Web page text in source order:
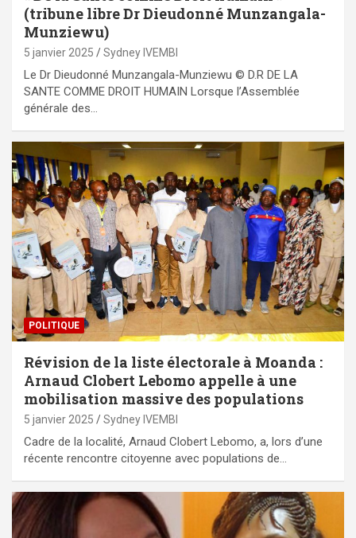
(tribune libre Dr Dieudonné Munzangala-
Munziewu)
5 janvier 2025 Sydney IVEMBI
Le Dr Dieudonné Munzangala-Munziewu © D.R DE LA
SANTE COMME DROIT HUMAIN Lorsque l’Assemblée
générale des…
POLITIQUE
Révision de la liste électorale à Moanda :
Arnaud Clobert Lebomo appelle à une
mobilisation massive des populations
5 janvier 2025 Sydney IVEMBI
Cadre de la localité, Arnaud Clobert Lebomo, a, lors d’une
récente rencontre citoyenne avec populations de…